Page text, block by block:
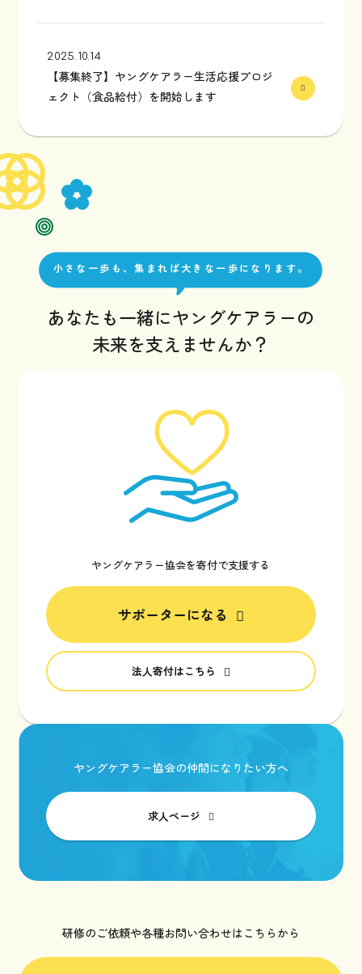
2025.10.14
【募集終了】ヤングケアラー生活応援プロジ
ェクト（食品給付）を開始します
小さな一歩も、集まれば大きな一歩になります。
あなたも一緒にヤングケアラーの
未来を支えませんか？
ヤングケアラー協会を寄付で支援する
サポーターになる
法人寄付はこちら
ヤングケアラー協会の仲間になりたい方へ
求人ページ
研修のご依頼や各種お問い合わせはこちらから